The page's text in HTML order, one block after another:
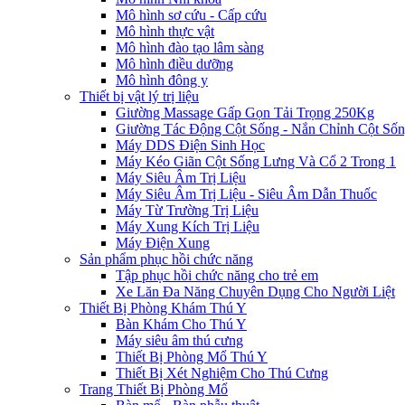
Mô hình sơ cứu - Cấp cứu
Mô hình thực vật
Mô hình đào tạo lâm sàng
Mô hình điều dưỡng
Mô hình đông y
Thiết bị vật lý trị liệu
Giường Massage Gấp Gọn Tải Trọng 250Kg
Giường Tác Động Cột Sống - Nắn Chỉnh Cột
Máy DDS Điện Sinh Học
Máy Kéo Giãn Cột Sống Lưng Và Cổ 2 Trong 1
Máy Siêu Âm Trị Liệu
Máy Siêu Âm Trị Liệu - Siêu Âm Dẫn Thuốc
Máy Từ Trường Trị Liệu
Máy Xung Kích Trị Liệu
Máy Điện Xung
Sản phẩm phục hồi chức năng
Tập phục hồi chức năng cho trẻ em
Xe Lăn Đa Năng Chuyên Dụng Cho Người Liệt
Thiết Bị Phòng Khám Thú Y
Bàn Khám Cho Thú Y
Máy siêu âm thú cưng
Thiết Bị Phòng Mổ Thú Y
Thiết Bị Xét Nghiệm Cho Thú Cưng
Trang Thiết Bị Phòng Mổ